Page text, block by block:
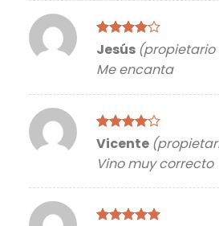
Valorado
de
5
Jesús
Me encanta
Valorado
5
Vicente
Vino muy correcto